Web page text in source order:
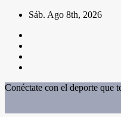
Saltar
contenido
Sáb. Ago 8th, 2026
Conéctate con el deporte que